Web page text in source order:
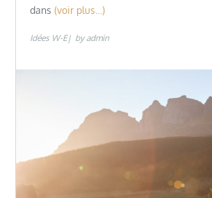
dans (voir plus…)
Idées W-E by admin